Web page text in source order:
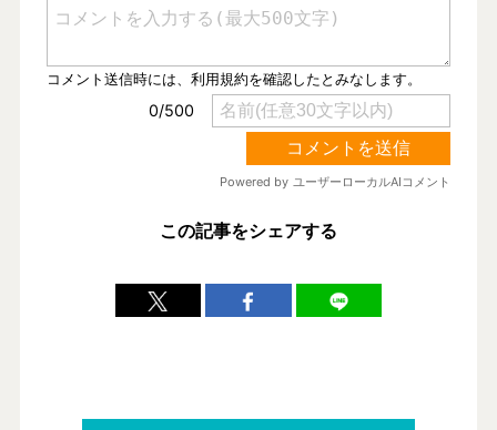
この記事をシェアする